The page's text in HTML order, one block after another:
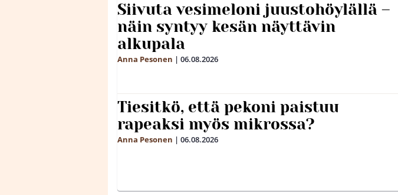
Siivuta vesimeloni juustohöylällä –
näin syntyy kesän näyttävin
alkupala
Anna Pesonen | 06.08.2026
Tiesitkö, että pekoni paistuu
rapeaksi myös mikrossa?
Anna Pesonen | 06.08.2026